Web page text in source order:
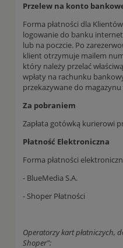
Przelew na konto
Forma płatności dla
logowanie do banku
lub na poczcie. Po
klient otrzymuje mailem
który należy przelać
wpłaty na rachunku
przekazywane do
Za pobraniem
Zapłata gotówką kurierowi
Płatność Elektroniczna
Forma płatności
- BlueMedia S.A.
- Shoper Płatności
Operatorzy kart płatniczych,
Shoper":